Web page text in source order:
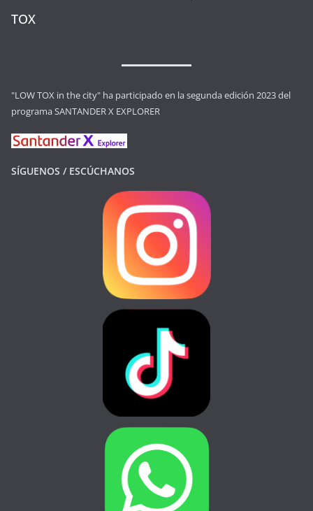
TOX
"LOW TOX in the city" ha participado en la segunda edición 2023 del
programa SANTANDER X EXPLORER
SÍGUENOS / ESCÚCHANOS